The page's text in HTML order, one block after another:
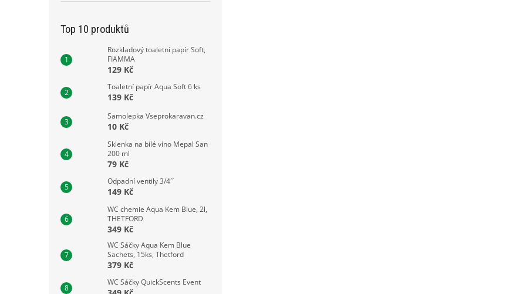
Top 10 produktů
Rozkladový toaletní papír Soft,
FIAMMA
129 Kč
Toaletní papír Aqua Soft 6 ks
139 Kč
Samolepka Vseprokaravan.cz
10 Kč
Sklenka na bílé víno Mepal San
200 ml
79 Kč
Odpadní ventily 3/4´´
149 Kč
WC chemie Aqua Kem Blue, 2l,
THETFORD
349 Kč
WC Sáčky Aqua Kem Blue
Sachets, 15ks, Thetford
379 Kč
WC Sáčky QuickScents Event